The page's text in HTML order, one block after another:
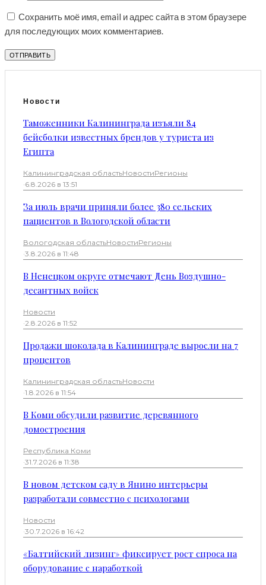
Сохранить моё имя, email и адрес сайта в этом браузере
для последующих моих комментариев.
Новости
Таможенники Калининграда изъяли 84
бейсболки известных брендов у туриста из
Египта
Калининградская областьНовостиРегионы
·6.8.2026 в 13:51
За июль врачи приняли более 380 сельских
пациентов в Вологодской области
Вологодская областьНовостиРегионы
·3.8.2026 в 11:48
В Ненецком округе отмечают День Воздушно-
десантных войск
Новости
·2.8.2026 в 11:52
Продажи шоколада в Калининграде выросли на 7
процентов
Калининградская областьНовости
·1.8.2026 в 11:54
В Коми обсудили развитие деревянного
домостроения
Республика Коми
·31.7.2026 в 11:38
В новом детском саду в Янино интерьеры
разработали совместно с психологами
Новости
·30.7.2026 в 16:42
«Балтийский лизинг» фиксирует рост спроса на
оборудование с наработкой